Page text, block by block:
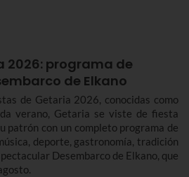
2026: programa de
de Elkano
de Getaria 2026, conocidas como
verano, Getaria se viste de fiesta
patrón con un completo programa de
deporte, gastronomía, tradición
Desembarco de Elkano, que